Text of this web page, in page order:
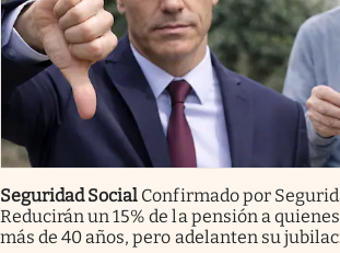
Seguridad Social Confirmado por
Reducirán un 15% de la pensión a
más de 40 años, pero adelanten su